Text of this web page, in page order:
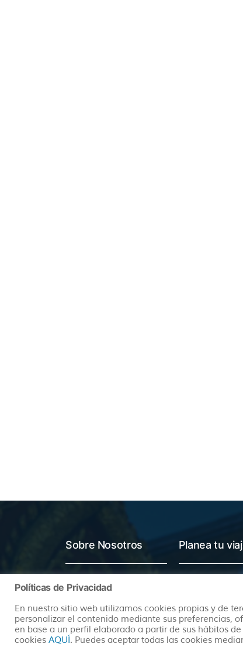
Sobre Nosotros
Quienes somos
info@hayatravel.com
Mapa Web
Planea tu
Nuestro Blog
Políticas de Privacidad
En nuestro sitio web utilizamos cookies propias y de
personalizar el contenido mediante sus preferencias,
en base a un perfil elaborado a partir de sus hábitos
cookies AQUÍ. Puedes aceptar todas las cookies